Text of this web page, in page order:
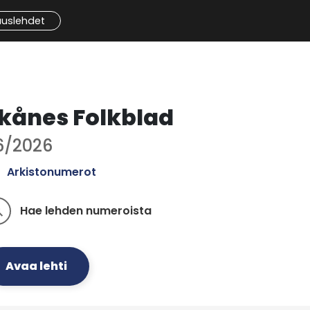
Folkblad
2026
Arkistonumerot
Hae lehden numeroista
Avaa lehti